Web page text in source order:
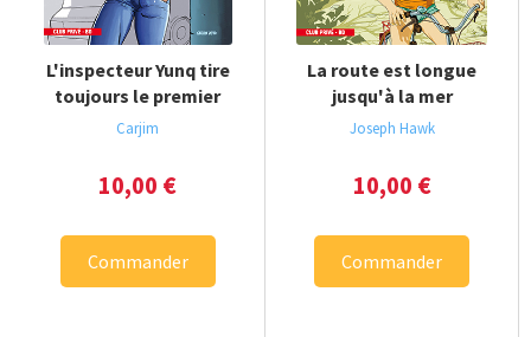
L'inspecteur Yunq tire
toujours le premier
Carjim
10,00 €
Commander
La route est longue
jusqu'à la mer
Joseph Hawk
10,00 €
Commander